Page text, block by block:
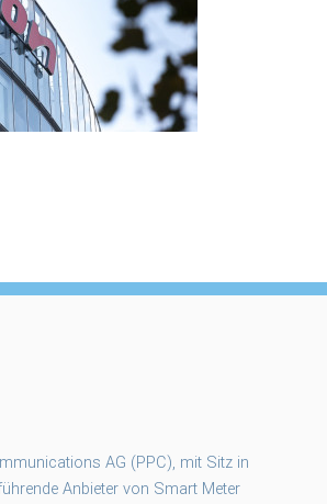
AG (PPC), mit Sitz in
Anbieter von Smart Meter